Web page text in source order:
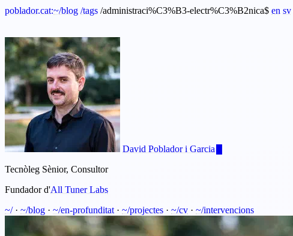
poblador.cat:~/blog /tags /administraci%C3%B3-electr%C3%B2nica$ en sv
David Poblador i Garcia
Tecnòleg Sènior, Consultor
Fundador d'All Tuner Labs
~/ · ~/blog · ~/en-profunditat · ~/projectes · ~/cv · ~/intervencions